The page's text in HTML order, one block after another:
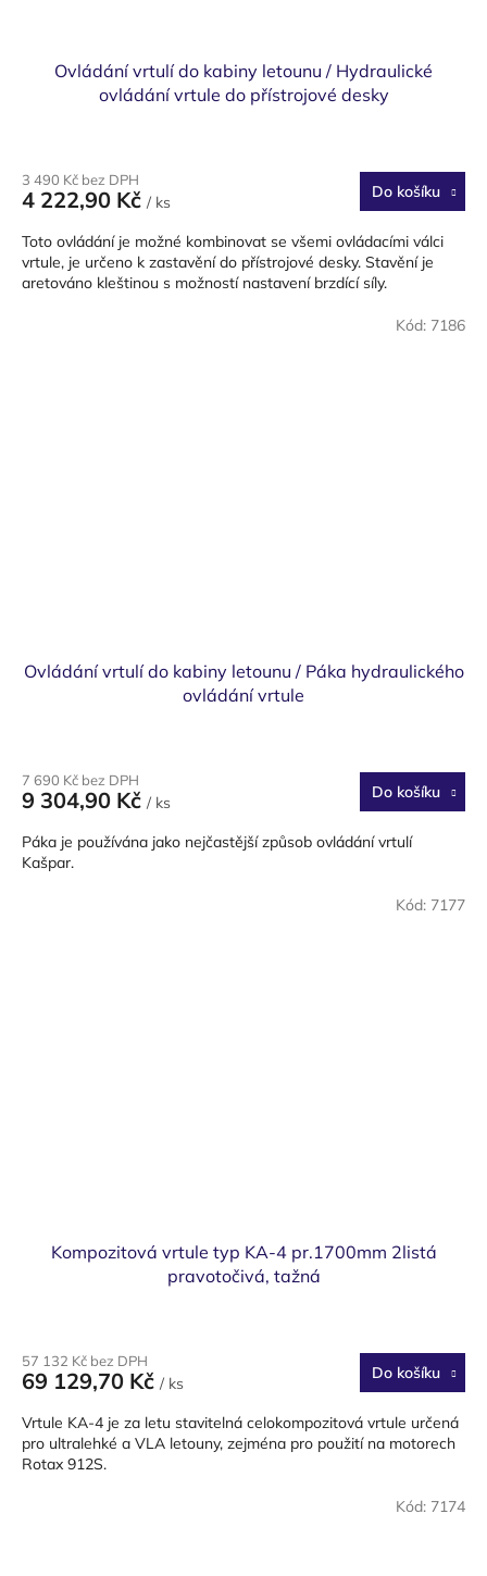
Ovládání vrtulí do kabiny letounu / Hydraulické
ovládání vrtule do přístrojové desky
3 490 Kč bez DPH
4 222,90 Kč / ks
Do košíku
Toto ovládání je možné kombinovat se všemi ovládacími válci
vrtule, je určeno k zastavění do přístrojové desky. Stavění je
aretováno kleštinou s možností nastavení brzdící síly.
Ovládání vrtulí do kabiny letounu / Páka hydraulického
ovládání vrtule
7 690 Kč bez DPH
9 304,90 Kč / ks
Do košíku
Páka je používána jako nejčastější způsob ovládání vrtulí
Kašpar.
Kód: 7186
Kompozitová vrtule typ KA-4 pr.1700mm 2listá
pravotočivá, tažná
57 132 Kč bez DPH
69 129,70 Kč / ks
Do košíku
Vrtule KA-4 je za letu stavitelná celokompozitová vrtule určená
pro ultralehké a VLA letouny, zejména pro použití na motorech
Rotax 912S.
Kód: 7177
Kód: 7174